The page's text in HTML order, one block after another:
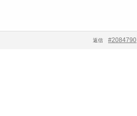
#2084790
返信